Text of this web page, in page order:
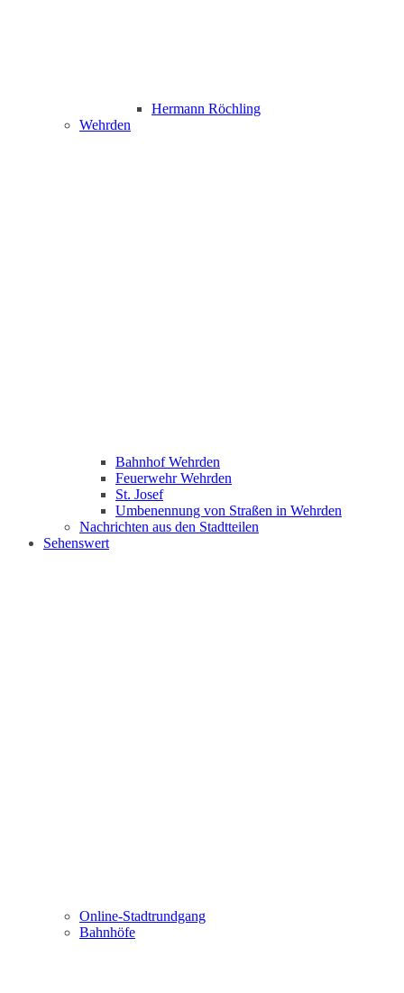
Hermann Röchling
Wehrden
Bahnhof Wehrden
Feuerwehr Wehrden
St. Josef
Umbenennung von Straßen in Wehrden
Nachrichten aus den Stadtteilen
Sehenswert
Online-Stadtrundgang
Bahnhöfe